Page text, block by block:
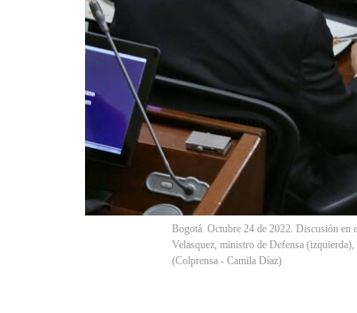
Bogotá. Octubre 24 de 2022. Discusión en
Velasquez, ministro de Defensa
(Colprensa - Camila Díaz)